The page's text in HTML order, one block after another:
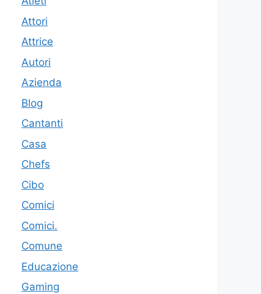
Attori
Attrice
Autori
Azienda
Blog
Cantanti
Casa
Chefs
Cibo
Comici
Comici.
Comune
Educazione
Gaming